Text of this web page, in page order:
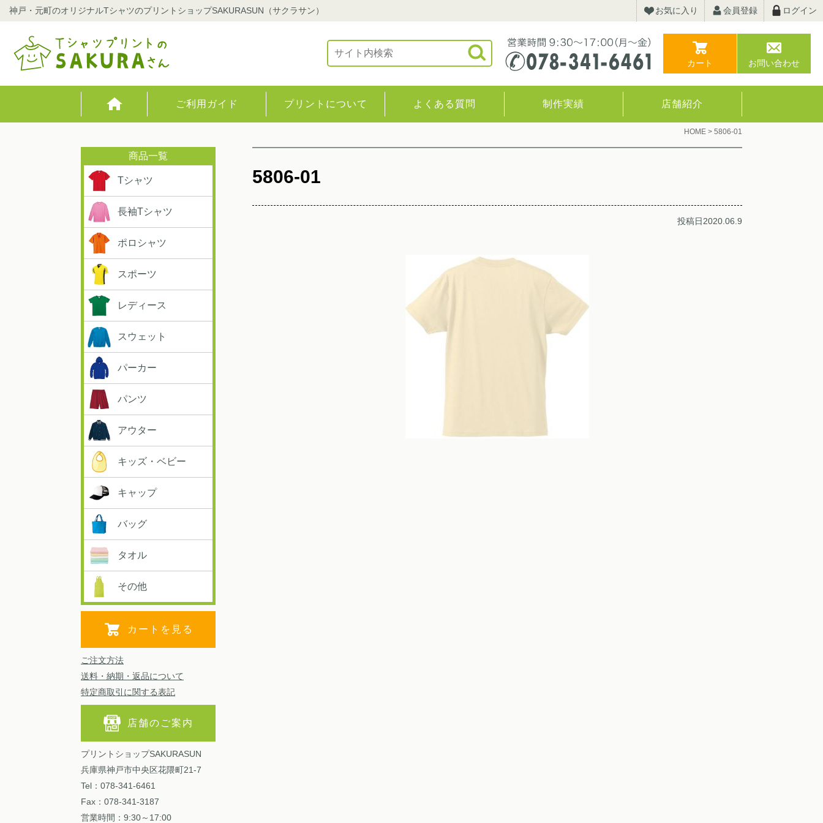
神戸・元町のオリジナルTシャツのプリントショップSAKURASUN（サクラサン） お気に入り 会員登録 ログイン
カート お問い合わせ
ご利用ガイド プリントについて よくある質問 制作実績 店舗紹介
HOME > 5806-01
5806-01
投稿日2020.06.9
Tシャツ
長袖Tシャツ
ポロシャツ
スポーツ
レディース
スウェット
パーカー
パンツ
アウター
キッズ・ベビー
キャップ
バッグ
タオル
その他
カートを見る
ご注文方法
送料・納期・返品について
特定商取引に関する表記
店舗のご案内
プリントショップSAKURASUN
兵庫県神戸市中央区花隈町21-7
Tel：078-341-6461
Fax：078-341-3187
営業時間：9:30～17:00